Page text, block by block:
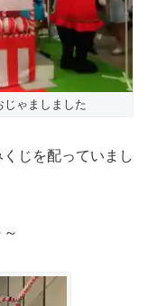
じゃましました
じを配っていまし